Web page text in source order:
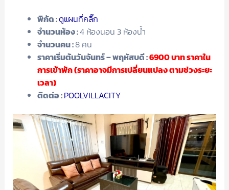
พิกัด :ดูแผนที่คลิ๊ก
จำนวนห้อง :4 ห้องนอน 3 ห้องน้ำ
จำนวนคน :8 คน
ราคาเริ่มต้นวันจันทร์ – พฤหัสบดี :6900บาท ราคาใน
การเข้าพัก (ราคาอาจมีการเปลี่ยนแปลง ตามช่วงระยะ
เวลา)
ติดต่อ :POOLVILLACITY